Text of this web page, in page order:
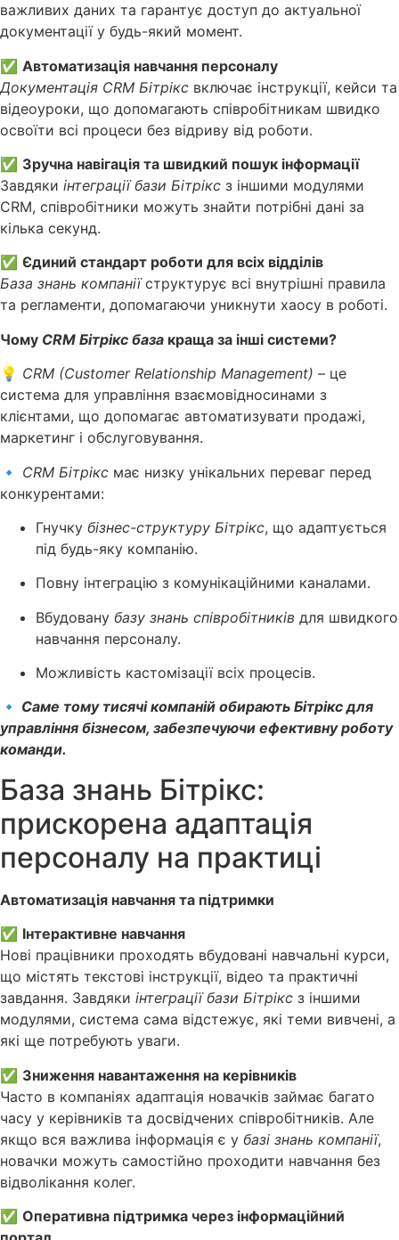
важливих даних та гарантує доступ до актуальної
документації у будь-який момент.
✅ Автоматизація навчання персоналу
Документація CRM Бітрікс включає інструкції, кейси та
відеоуроки, що допомагають співробітникам швидко
освоїти всі процеси без відриву від роботи.
✅ Зручна навігація та швидкий пошук інформації
Завдяки інтеграції бази Бітрікс з іншими модулями
CRM, співробітники можуть знайти потрібні дані за
кілька секунд.
✅ Єдиний стандарт роботи для всіх відділів
База знань компаніїструктурує всі внутрішні правила
та регламенти, допомагаючи уникнути хаосу в роботі.
Чому CRM Бітрікс база краща за інші системи?
💡 CRM (Customer Relationship Management) – це
система для управління взаємовідносинами з
клієнтами, що допомагає автоматизувати продажі,
маркетинг і обслуговування.
🔹 CRM Бітрікс має низку унікальних переваг перед
конкурентами:
Гнучку бізнес-структуру Бітрікс, що адаптується
під будь-яку компанію.
Повну інтеграцію з комунікаційними каналами.
Вбудовану базу знань співробітників для швидкого
навчання персоналу.
Можливість кастомізації всіх процесів.
🔹 Саме тому тисячі компаній обирають Бітрікс для
управління бізнесом, забезпечуючи ефективну роботу
команди.
База знань Бітрікс:
прискорена адаптація
персоналу на практиці
Автоматизація навчання та підтримки
✅ Інтерактивне навчання
Нові працівники проходять вбудовані навчальні курси,
що містять текстові інструкції, відео та практичні
завдання. Завдяки інтеграції бази Бітрікс з іншими
модулями, система сама відстежує, які теми вивчені, а
які ще потребують уваги.
✅ Зниження навантаження на керівників
Часто в компаніях адаптація новачків займає багато
часу у керівників та досвідчених співробітників. Але
якщо вся важлива інформація є у базі знань компанії,
новачки можуть самостійно проходити навчання без
відволікання колег.
✅ Оперативна підтримка через інформаційний